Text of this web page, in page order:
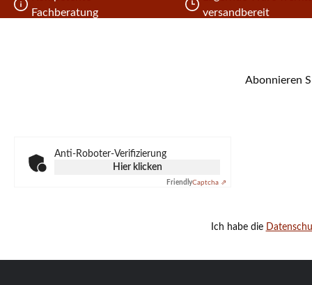
Fachberatung
versandbereit
Abonnieren
Anti-Roboter-Verifizierung
Hier klicken
FriendlyCaptcha ⇗
Ich habe die